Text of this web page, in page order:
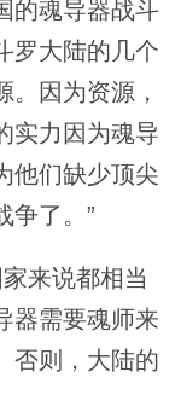
的魂导器战斗
罗大陆的几个
因为资源，
实力因为魂导
他们缺少顶尖
争了。”
来说都相当
器需要魂师来
否则，大陆的